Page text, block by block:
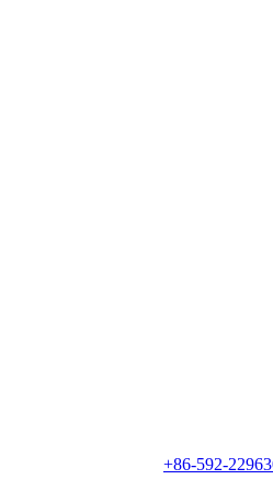
+86-592-